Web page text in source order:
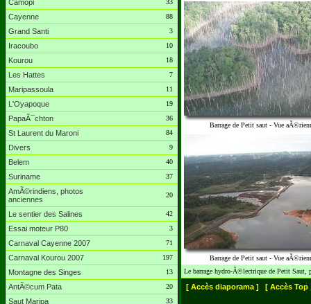
Camopi 33
Cayenne 88
Grand Santi 3
Iracoubo 10
Kourou 18
Les Hattes 7
Maripassoula 11
L'Oyapoque 19
PapaÃ¯chton 36
St Laurent du Maroni 84
Divers 9
Belem 40
Suriname 37
AmÃ©rindiens, photos
anciennes
20
Le sentier des Salines 42
Essai moteur P80 3
Carnaval Cayenne 2007 71
Carnaval Kourou 2007 197
Montagne des Singes 13
AntÃ©cum Pata 20
Saut Maripa 33
Barrage de Petit saut - Vue
Barrage de Petit saut - Vue
Le barrage hydro-Ã©lectrique de Petit Saut,
[ Accès diaporama ] [ Accès Top